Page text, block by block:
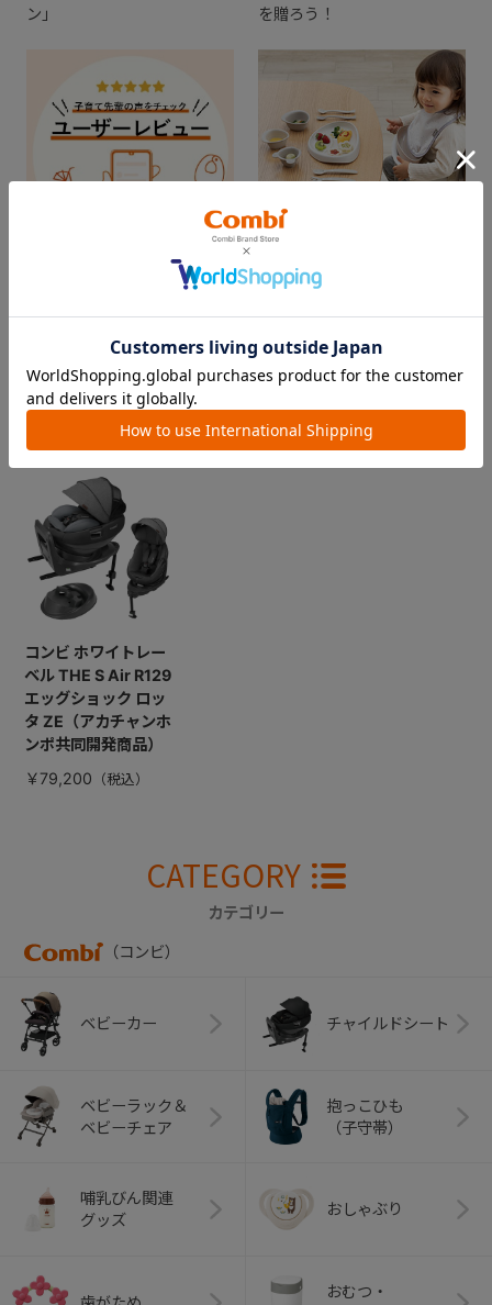
ン」
を贈ろう！
出産準備の参考に。実際に使
ギフトを贈ってお祝いしよ
CHECKED ITEM
最近見た商品
コンビ ホワイトレー
ベル THE S Air R129
エッグショック ロッ
タ ZE（アカチャンホ
ンポ共同開発商品）
￥79,200
CATEGORY
カテゴリー
（コンビ）
ベビーカー チャイルドシート
ベビーラック＆
ベビーチェア
抱っこひも
（子守帯）
哺乳びん関連
グッズ
おしゃぶり
おむつ・